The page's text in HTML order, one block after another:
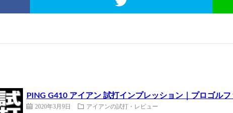
PING G410 アイアン 試打インプレッション｜プロゴル
2020年3月9日 アイアンの試打・レビュー